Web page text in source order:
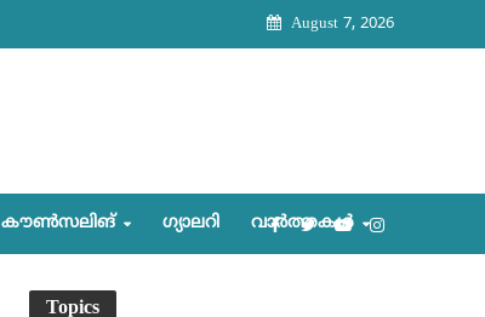
August 7, 2026
കൗണ്‍സലിങ്‌ ഗ്യാലറി വാര്‍ത്തകള്‍
Topics